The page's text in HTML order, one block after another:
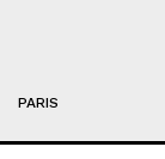
PARIS